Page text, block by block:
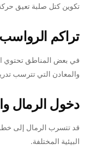
تكوين كتل صلبة تعيق
تراكم الرواسب
في بعض المناطق تحتوي
والمعادن التي تترسب
دخول الرمال
قد تتسرب الرمال إلى
البيئية المختلفة.